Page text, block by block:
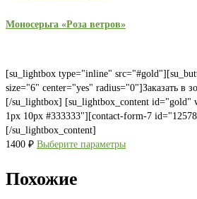
Моносерьга «Роза ветров»
[su_lightbox type="inline"
size="6" center="yes" radius="0"]Заказать в
[/su_lightbox] [su_lightbox_content id="gold"
1px 10px #333333"][contact-form-7
[/su_lightbox_content]
1400 ₽ Выберите параметры
Похожие